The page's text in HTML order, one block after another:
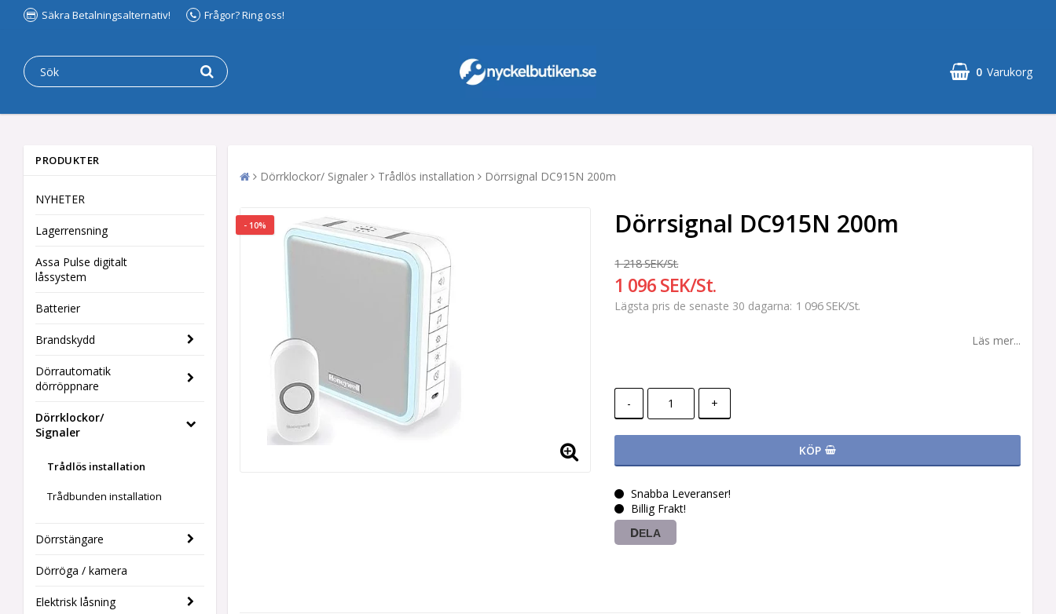
Säkra Betalningsalternativ! Frågor? Ring oss!
0 Varukorg
PRODUKTER
NYHETER
Lagerrensning
Assa Pulse digitalt
låssystem
Batterier
Brandskydd
Dörrautomatik
dörröppnare
Dörrklockor/
Signaler
Trådlös installation
Trådbunden installation
Dörrstängare
Dörröga / kamera
Elektrisk låsning
Dörrklockor/ Signaler Trådlös installation Dörrsignal DC915N 200m
- 10% Dörrsignal DC915N 200m
1 218 SEK/St.
1 096 SEK/St.
Lägsta pris de senaste 30 dagarna 1 096 SEK/St.
Läs mer...
- +
KÖP
Snabba Leveranser!
Billig Frakt!
DELA